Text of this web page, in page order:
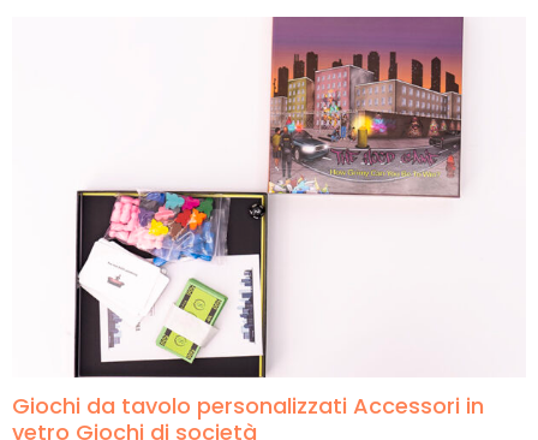
Giochi da tavolo personalizzati Accessori in
vetro Giochi di società